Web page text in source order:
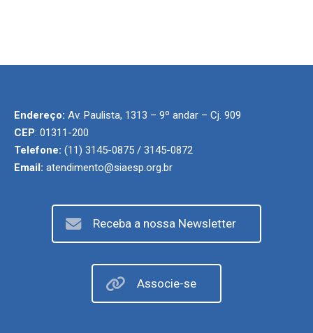
Endereço: Av. Paulista, 1313 – 9º andar – Cj. 909
CEP: 01311-200
Telefone: (11) 3145-0875 / 3145-0872
Email: atendimento@siaesp.org.br
Receba a nossa Newsletter
Associe-se